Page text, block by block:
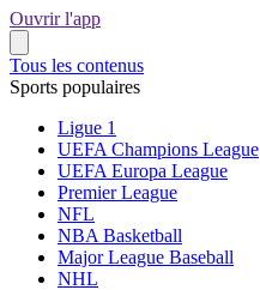
Ouvrir l'app
Tous les contenus
Sports populaires
Ligue 1
UEFA Champions League
UEFA Europa League
Premier League
NFL
NBA Basketball
Major League Baseball
NHL